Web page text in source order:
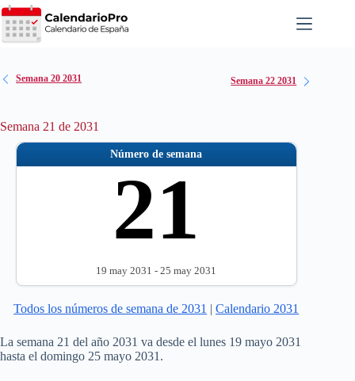
Saltar
al
contenido
Semana 20 2031 Semana 22 2031
Semana 21 de 2031
Número de semana
21
19 may 2031 - 25 may 2031
Todos los números de semana de 2031 |Calendario 2031
La semana 21 del año 2031 va desde el lunes 19 mayo 2031
hasta el domingo 25 mayo 2031.